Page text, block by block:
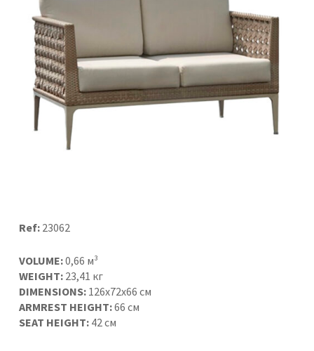
Ref:23062
VOLUME:0,66 м³
WEIGHT: 23,41 кг
DIMENSIONS: 126x72x66 см
ARMREST HEIGHT:66 см
SEAT HEIGHT: 42 см